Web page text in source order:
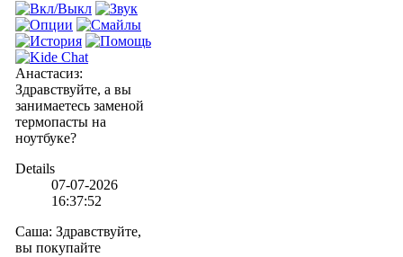
Анастасиз:
Здравствуйте, а вы
занимаетесь заменой
термопасты на
ноутбуке?
Details
07-07-2026
16:37:52
Саша: Здравствуйте,
вы покупайте